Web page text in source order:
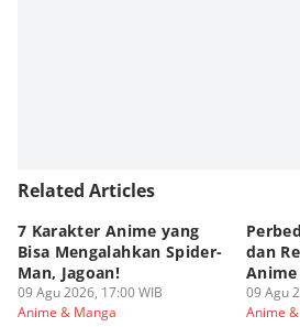
Related Articles
7 Karakter Anime yang
Bisa Mengalahkan Spider-
Man, Jagoan!
09 Agu 2026, 17:00 WIB
Anime & Manga
dan
Anime
09 Agu
Anime